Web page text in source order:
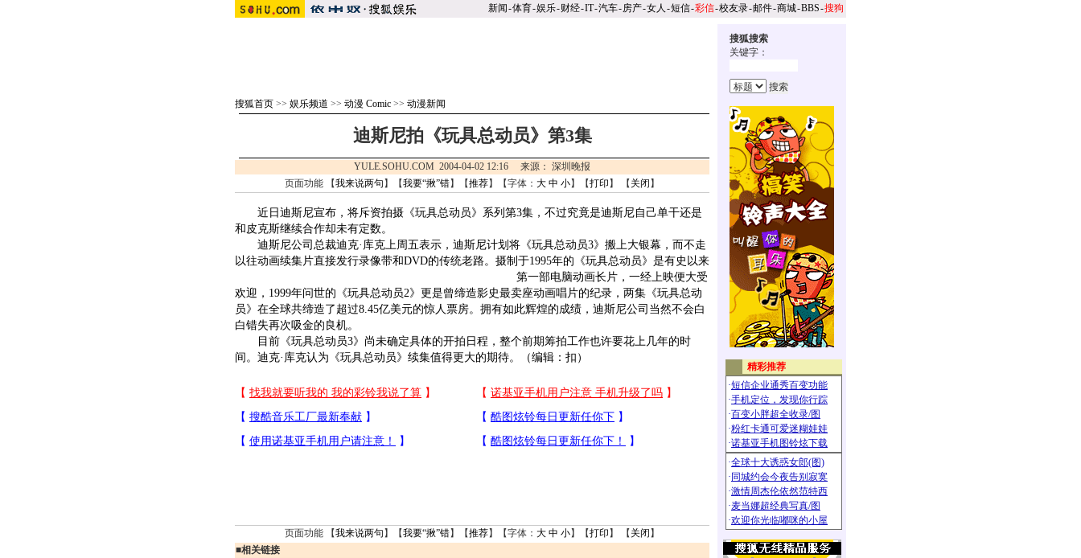
新闻-体育-娱乐-财经-IT-汽车-房产-女人 -短信-彩信-校友录-邮件-商城-BBS-搜狗
搜狐首页 >> 娱乐频道 >> 动漫 Comic >> 动漫新闻
迪斯尼拍《玩具总动员》第3集
YULE.SOHU.COM 2004-04-02 12:16 来源： 深圳晚报
页面功能 【我来说两句 】【我要“揪”错】【推荐】【字体： 大 中 小】【打印 】 【 关闭 】
近日迪斯尼宣布，将斥资拍摄《玩具总动员》系列第3集，不过究竟是迪斯尼自己单干还是
和皮克斯继续合作却未有定数。
迪斯尼公司总裁迪克·库克上周五表示，迪斯尼计划将《玩具总动员3》搬上大银幕，而不走
以往动画续集片直接发行录像带和DVD的传统老路。摄制于1995年的《玩具总动员》是有史以来
第一部电脑动画长片，一经上映便大受
欢迎，1999年问世的《玩具总动员2》更是曾缔造影史最卖座动画唱片的纪录，两集《玩具总动
员》在全球共缔造了超过8.45亿美元的惊人票房。拥有如此辉煌的成绩，迪斯尼公司当然不会白
白错失再次吸金的良机。
目前《玩具总动员3》尚未确定具体的开拍日程，整个前期筹拍工作也许要花上几年的时
间。迪克·库克认为《玩具总动员》续集值得更大的期待。（编辑：扣）
页面功能 【我来说两句 】【我要“揪”错】【推荐】【字体： 大 中 小】【打印 】 【 关闭 】
■相关链接
搜狐搜索
关键字：